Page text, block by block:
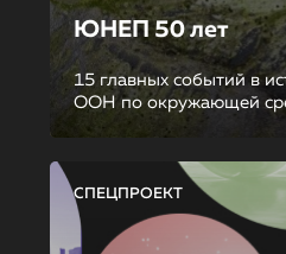
ЮНЕП 50 лет
15 главных событий в
ООН по окружающей
СПЕЦПРОЕКТ